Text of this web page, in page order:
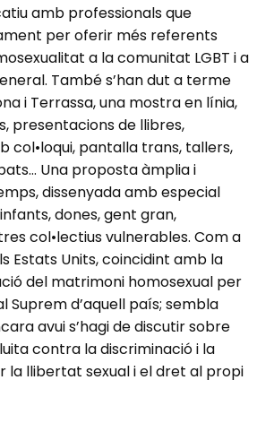
amb professionals que
per oferir més referents
a la comunitat LGBT i a
També s’han dut a terme
i Terrassa, una mostra en línia,
presentacions de llibres,
col•loqui, pantalla trans, tallers,
Una proposta àmplia i
dissenyada amb especial
dones, gent gran,
col•lectius vulnerables. Com a
Estats Units, coincidint amb la
del matrimoni homosexual per
Suprem d’aquell país; sembla
avui s’hagi de discutir sobre
contra la discriminació i la
la llibertat sexual i el dret al propi